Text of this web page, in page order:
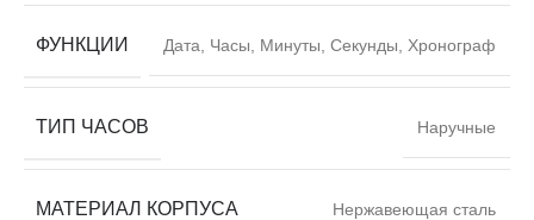
ФУНКЦИИ Дата, Часы, Минуты, Секунды, Хронограф
ТИП ЧАСОВ Наручные
МАТЕРИАЛ КОРПУСА Нержавеющая сталь